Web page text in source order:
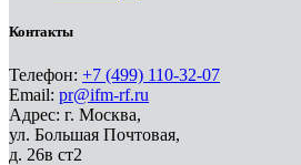
Контакты
Телефон: +7 (499) 110-32-07
Email: pr@ifm-rf.ru
Адрес: г. Москва,
ул. Большая Почтовая,
д. 26в ст2